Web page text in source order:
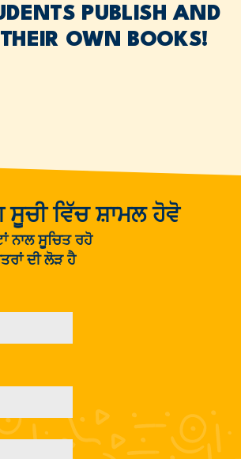
PUBLISH AND
OWN BOOKS!
ਸੂਚੀ ਵਿੱਚ ਸ਼ਾਮਲ ਹੋਵੋ
ਨਾਲ ਸੂਚਿਤ ਰਹੋ
ਦੀ ਲੋੜ ਹੈ